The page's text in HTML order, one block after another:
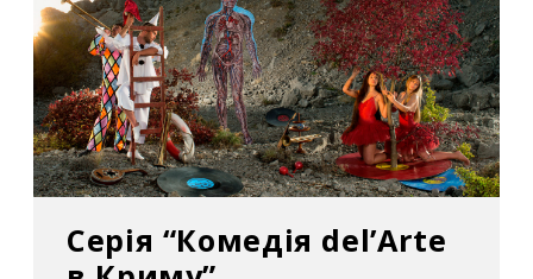
Серія “Комедія del’Arte